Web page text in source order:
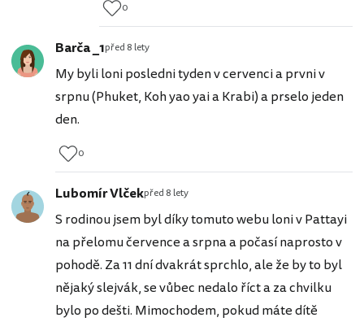
0
Barča _1před 8 lety
My byli loni posledni tyden v cervenci a prvni v
srpnu (Phuket, Koh yao yai a Krabi) a prselo jeden
den.
0
Lubomír Vlčekpřed 8 lety
S rodinou jsem byl díky tomuto webu loni v Pattayi
na přelomu července a srpna a počasí naprosto v
pohodě. Za 11 dní dvakrát sprchlo, ale že by to byl
nějaký slejvák, se vůbec nedalo říct a za chvilku
bylo po dešti. Mimochodem, pokud máte dítě